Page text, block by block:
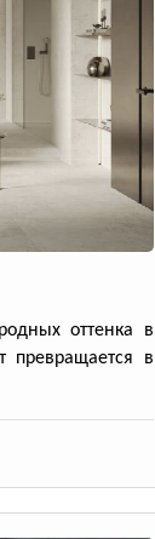
оттенка в
превращается в